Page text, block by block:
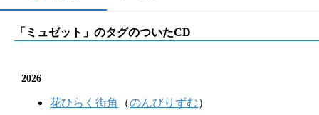
「 ミュゼット 」のタグのついたCD
2026
花ひらく街角 （のんびりずむ）